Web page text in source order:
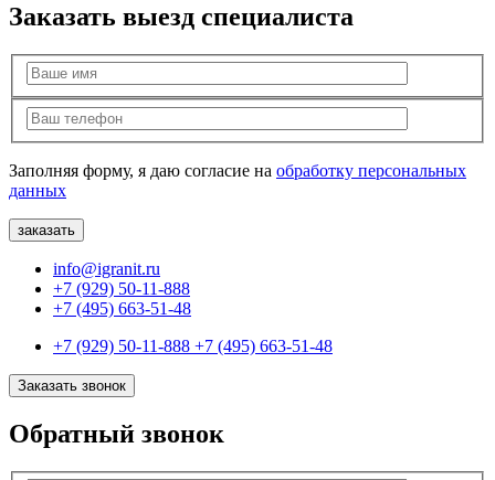
Заказать выезд специалиста
Заполняя форму, я даю согласие на обработку персональных
данных
info@igranit.ru
+7 (929) 50-11-888
+7 (495) 663-51-48
+7 (929) 50-11-888 +7 (495) 663-51-48
Заказать звонок
Обратный звонок